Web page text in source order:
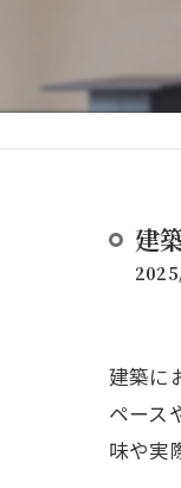
建
建築に
ペース
味や実